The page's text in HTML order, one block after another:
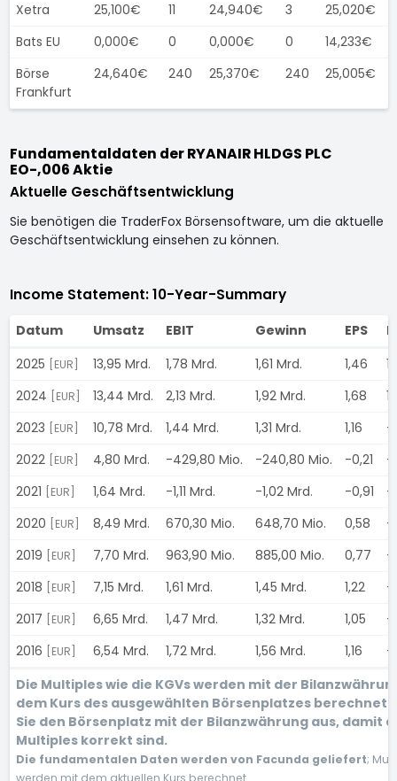
Xetra 25,100€ 11 24,940€ 3
25,020€
Bats EU
0,000€ 0 0,000€ 0
14,233€
Börse
Frankfurt
24,640€ 240 25,370€ 240 25,005€
Fundamentaldaten der RYANAIR HLDGS PLC
EO-,006 Aktie
Aktuelle Geschäftsentwicklung
Sie benötigen die TraderFox Börsensoftware, um die aktuelle
Geschäftsentwicklung einsehen zu können.
Income Statement: 10-Year-Summary
Datum Umsatz EBIT Gewinn EPS
2025
[EUR] 13,95 Mrd. 1,78 Mrd. 1,61 Mrd. 1,46
2024
[EUR] 13,44 Mrd. 2,13 Mrd. 1,92 Mrd. 1,68
2023
[EUR] 10,78 Mrd. 1,44 Mrd. 1,31 Mrd. 1,16
-
2022
[EUR] 4,80 Mrd. -429,80 Mio. -240,80 Mio. -0,21
-
2021
[EUR] 1,64 Mrd. -1,11 Mrd. -1,02 Mrd. -0,91
-
2020
[EUR] 8,49 Mrd. 670,30 Mio. 648,70 Mio. 0,58
-
2019
[EUR] 7,70 Mrd. 963,90 Mio. 885,00 Mio. 0,77
-
2018
[EUR] 7,15 Mrd. 1,61 Mrd. 1,45 Mrd. 1,22
-
2017
[EUR] 6,65 Mrd. 1,47 Mrd. 1,32 Mrd. 1,05
-
2016
[EUR] 6,54 Mrd. 1,72 Mrd. 1,56 Mrd. 1,16
-
Die Multiples wie die KGVs werden mit der
dem Kurs des ausgewählten Börsenplatzes berechnet.
Sie den Börsenplatz mit der Bilanzwährung aus, damit
Multiples korrekt sind.
Die fundamentalen Daten werden von Facunda geliefert;
werden mit dem aktuellen Kurs berechnet.